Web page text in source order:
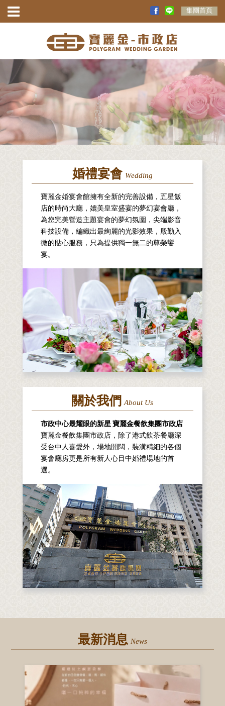
集團首頁
婚禮宴會 Wedding
寶麗金婚宴會館擁有全新的完善設備，五星飯
店的時尚大廳，媲美皇室盛宴的夢幻宴會廳，
為您完美營造主題宴會的夢幻氛圍，尖端影音
科技設備，編織出最絢麗的光影效果，殷勤入
微的貼心服務，只為提供獨一無二的尊榮饗
宴。
關於我們 About Us
市政中心最耀眼的新星 寶麗金餐飲集團市政店
寶麗金餐飲集團市政店，除了港式飲茶餐廳深
受台中人喜愛外，場地開闊，裝潢精細的各個
宴會廳房更是所有新人心目中婚禮場地的首
選。
最新消息 News